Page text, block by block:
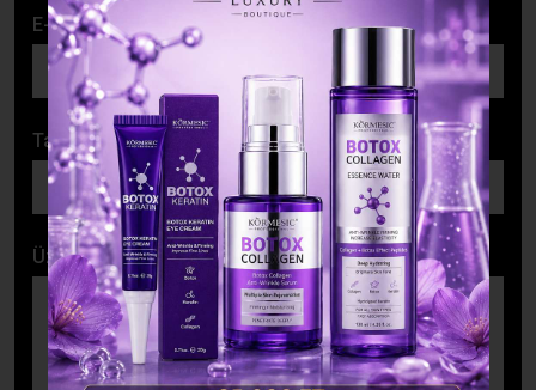
E-mail cím
Tárgy
Üzenet